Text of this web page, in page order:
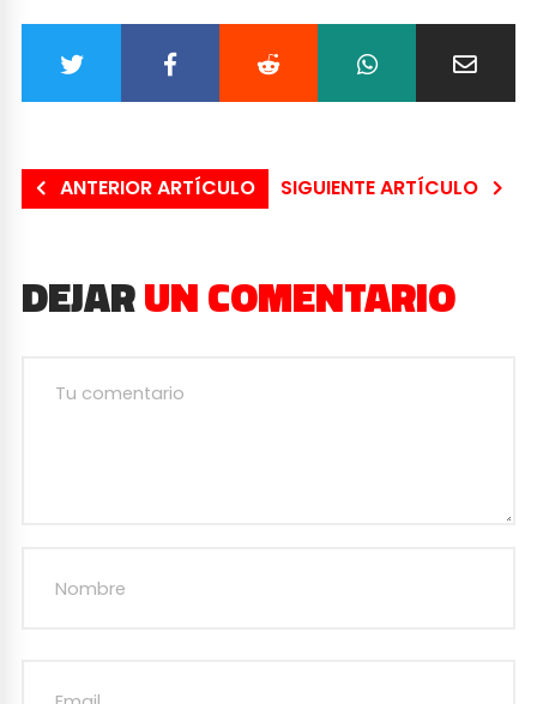
ANTERIOR ARTÍCULO SIGUIENTE ARTÍCULO
DEJARUN COMENTARIO